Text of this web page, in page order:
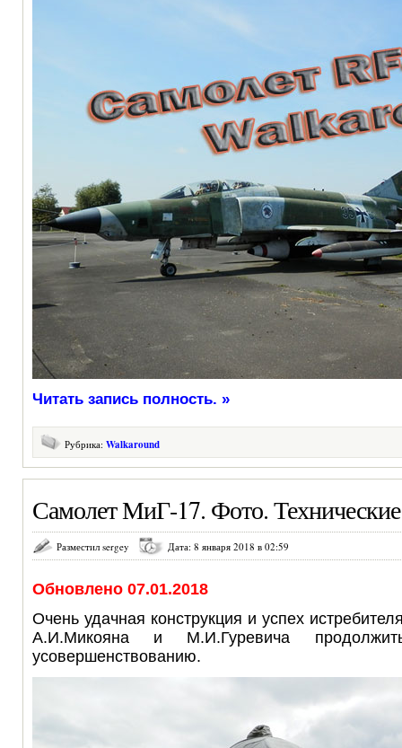
Читать запись полность. »
Рубрика: Walkaround
Самолет МиГ-17. Фото. Технические
Разместил sergey Дата: 8 января 2018 в 02:59
Обновлено 07.01.2018
Очень удачная конструкция и успех
А.И.Микояна и М.И.Гуревича
усовершенствованию.